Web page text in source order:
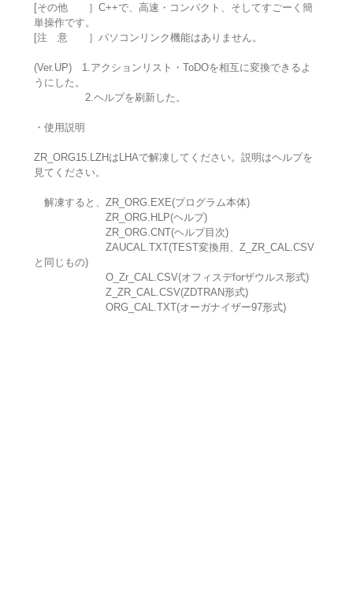
[その他 ］C++で、高速・コンパクト、そしてすごーく簡
単操作です。
[注 意 ］パソコンリンク機能はありません。
(Ver.UP) 1.アクションリスト・ToDOを相互に変換できるよ
うにした。
2.ヘルプを刷新した。
・使用説明
ZR_ORG15.LZHはLHAで解凍してください。説明はヘルプを
見てください。
解凍すると、ZR_ORG.EXE(プログラム本体)
ZR_ORG.HLP(ヘルプ)
ZR_ORG.CNT(ヘルプ目次)
ZAUCAL.TXT(TEST変換用、Z_ZR_CAL.CSV
と同じもの)
O_Zr_CAL.CSV(オフィスデforザウルス形式)
Z_ZR_CAL.CSV(ZDTRAN形式)
ORG_CAL.TXT(オーガナイザー97形式)